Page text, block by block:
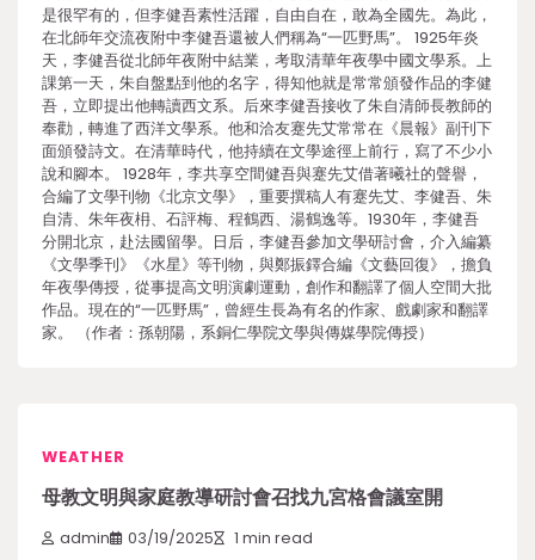
是很罕有的，但李健吾素性活躍，自由自在，敢為全國先。為此，
在北師年交流夜附中李健吾還被人們稱為“一匹野馬”。 1925年炎
天，李健吾從北師年夜附中結業，考取清華年夜學中國文學系。上
課第一天，朱自盤點到他的名字，得知他就是常常頒發作品的李健
吾，立即提出他轉讀西文系。后來李健吾接收了朱自清師長教師的
奉勸，轉進了西洋文學系。他和洽友蹇先艾常常在《晨報》副刊下
面頒發詩文。在清華時代，他持續在文學途徑上前行，寫了不少小
說和腳本。 1928年，李共享空間健吾與蹇先艾借著曦社的聲譽，
合編了文學刊物《北京文學》，重要撰稿人有蹇先艾、李健吾、朱
自清、朱年夜枏、石評梅、程鶴西、湯鶴逸等。1930年，李健吾
分開北京，赴法國留學。日后，李健吾參加文學研討會，介入編纂
《文學季刊》《水星》等刊物，與鄭振鐸合編《文藝回復》，擔負
年夜學傳授，從事提高文明演劇運動，創作和翻譯了個人空間大批
作品。現在的“一匹野馬”，曾經生長為有名的作家、戲劇家和翻譯
家。 （作者：孫朝陽，系銅仁學院文學與傳媒學院傳授）
WEATHER
母教文明與家庭教導研討會召找九宮格會議室開
admin 03/19/2025 1 min read